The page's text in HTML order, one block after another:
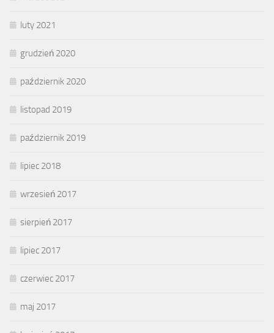
luty 2021
grudzień 2020
październik 2020
listopad 2019
październik 2019
lipiec 2018
wrzesień 2017
sierpień 2017
lipiec 2017
czerwiec 2017
maj 2017